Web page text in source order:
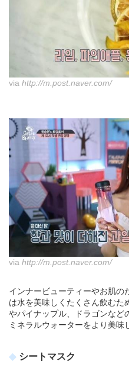
via http://m.post.naver.com/
via http://m.post.naver.com/
インナービューティーやお肌の
は水を美味しくたくさん飲むた
やパイナップル、ドラゴンなど
ミネラルウォーターをより美味
シートマスク